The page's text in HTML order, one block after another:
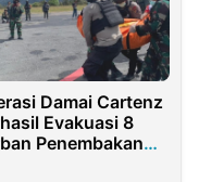
Damai Cartenz
Evakuasi 8
Penembakan